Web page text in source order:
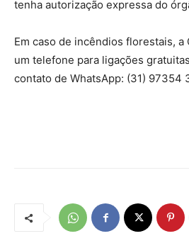
tenha autorização expressa do
Em caso de incêndios florestais,
um telefone para ligações
contato de WhatsApp: (31) 97354